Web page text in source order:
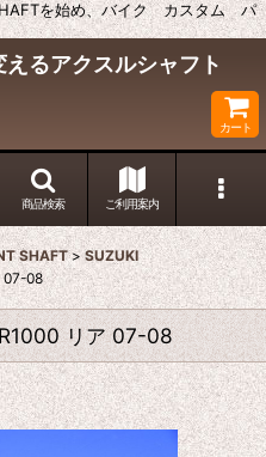
を始め、バイク カスタム パ
えるアクスルシャフト
カート
商品検索 ご利用案内
SHAFT > SUZUKI
07-08
リア 07-08